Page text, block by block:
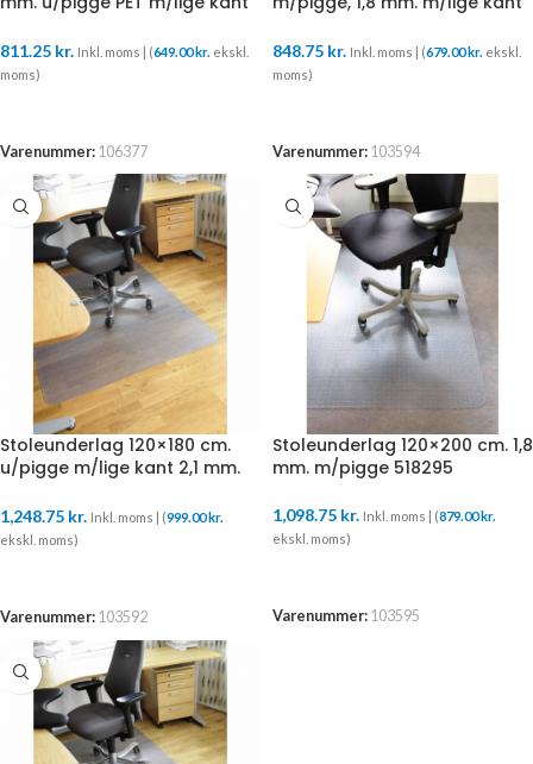
811.25 kr. Inkl. moms | (649.00kr. ekskl.
moms)
Varenummer: 106377
848.75 kr. Inkl. moms | (679.00kr. ekskl.
moms)
Varenummer: 103594
Stoleunderlag 120×180 cm.
u/pigge m/lige kant 2,1 mm.
1,248.75 kr. Inkl. moms | (999.00 kr.
ekskl. moms)
Varenummer: 103592
Stoleunderlag 120×200 cm. 1,8
mm. m/pigge 518295
1,098.75 kr. Inkl. moms | (879.00kr.
ekskl. moms)
Varenummer: 103595